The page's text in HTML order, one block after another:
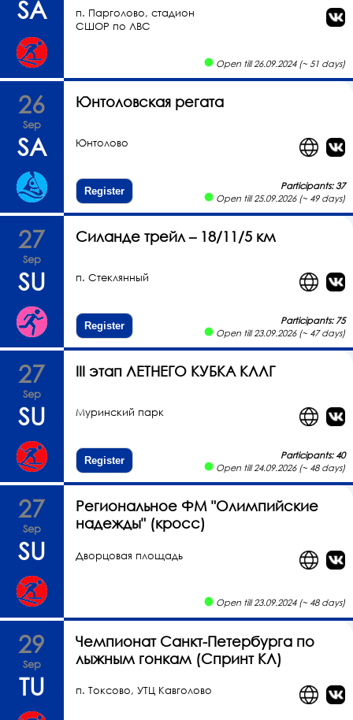
SA
п. Парголово, стадион
СШОР по ЛВС
Open till 26.09.2024 (~ 51 days)
26
Sep
SA
Юнтоловская регата
Юнтолово
Register
Participants: 37
Open till 25.09.2026 (~ 49 days)
27
Sep
SU
Силанде трейл – 18/11/5 км
п. Стеклянный
Register
Participants: 75
Open till 23.09.2026 (~ 47 days)
27
Sep
SU
III этап ЛЕТНЕГО КУБКА КЛЛГ
Муринский парк
Register
Participants: 40
Open till 24.09.2026 (~ 48 days)
27
Sep
SU
Региональное ФМ "Олимпийские
надежды" (кросс)
Дворцовая площадь
Open till 23.09.2024 (~ 48 days)
29
Sep
TU
Чемпионат Санкт-Петербурга по
лыжным гонкам (Спринт КЛ)
п. Токсово, УТЦ Кавголово